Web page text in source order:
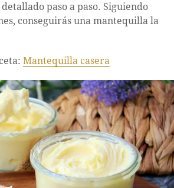
paso a paso. Siguiendo
conseguirás una mantequilla la
Mantequilla casera